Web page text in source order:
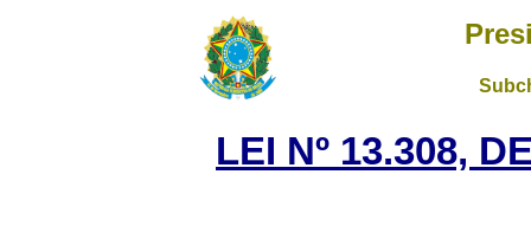
LEI Nº 13.308,